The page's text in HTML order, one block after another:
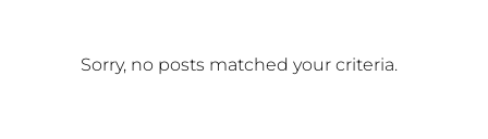
Sorry, no posts matched your criteria.